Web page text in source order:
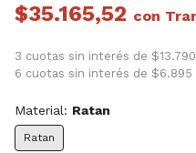
$35.165,52 con
3 cuotas sin interés de $13.790
6 cuotas sin interés de $6.895
Material: Ratan
Ratan